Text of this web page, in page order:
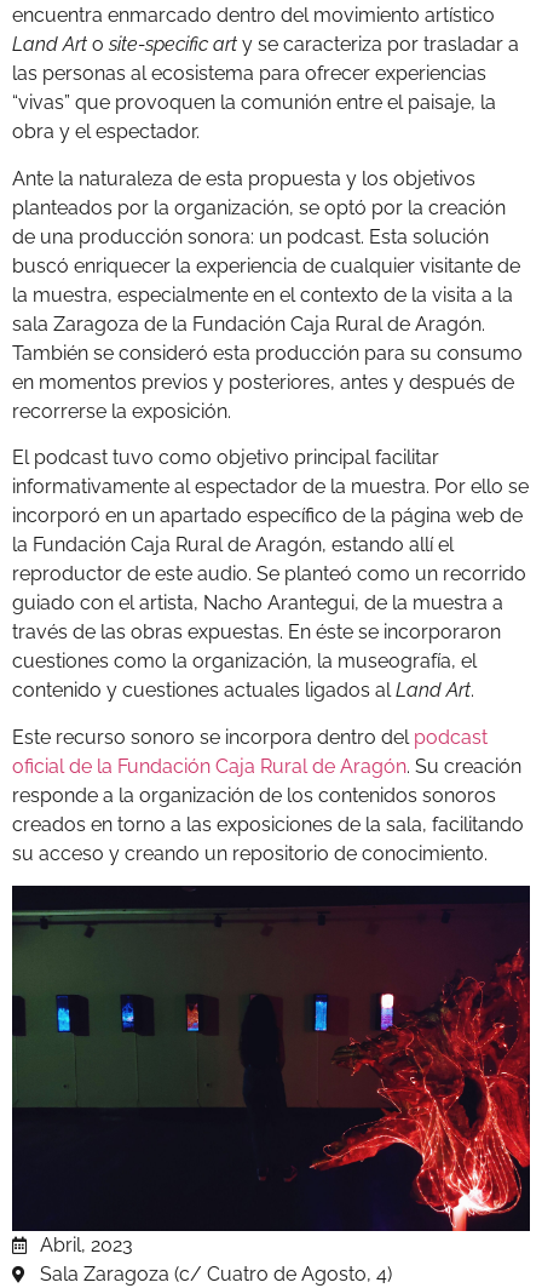
encuentra enmarcado dentro del movimiento artístico
Land Art osite-specific art y se caracteriza por trasladar a
las personas al ecosistema para ofrecer experiencias
“vivas” que provoquen la comunión entre el paisaje, la
obra y el espectador.
Ante la naturaleza de esta propuesta y los objetivos
planteados por la organización, se optó por la creación
de una producción sonora: un podcast. Esta solución
buscó enriquecer la experiencia de cualquier visitante de
la muestra, especialmente en el contexto de la visita a la
sala Zaragoza de la Fundación Caja Rural de Aragón.
También se consideró esta producción para su consumo
en momentos previos y posteriores, antes y después de
recorrerse la exposición.
El podcast tuvo como objetivo principal facilitar
informativamente al espectador de la muestra. Por ello se
incorporó en un apartado específico de la página web de
la Fundación Caja Rural de Aragón, estando allí el
reproductor de este audio. Se planteó como un recorrido
guiado con el artista, Nacho Arantegui, de la muestra a
través de las obras expuestas. En éste se incorporaron
cuestiones como la organización, la museografía, el
contenido y cuestiones actuales ligados alLand Art.
Este recurso sonoro se incorpora dentro del podcast
oficial de la Fundación Caja Rural de Aragón. Su creación
responde a la organización de los contenidos sonoros
creados en torno a las exposiciones de la sala, facilitando
su acceso y creando un repositorio de conocimiento.
Abril, 2023
Sala Zaragoza (c/ Cuatro de Agosto, 4)